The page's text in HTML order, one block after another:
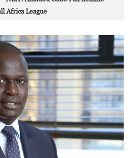
Africa League